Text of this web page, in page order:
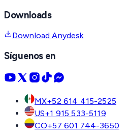
Downloads
Download Anydesk
Síguenos en
MX+52 614 415-2525
US+1 915 533-5119
CO+57 601 744-3650